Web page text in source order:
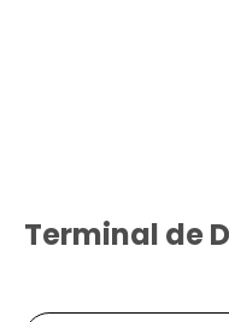
Terminal de